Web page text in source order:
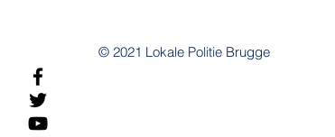
© 2021 Lokale Politie Brugge